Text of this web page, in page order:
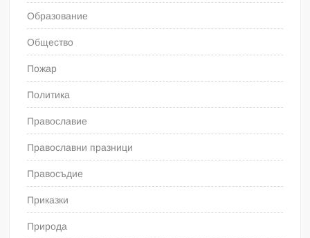
Образование
Общество
Пожар
Политика
Православие
Православни празници
Правосъдие
Приказки
Природа